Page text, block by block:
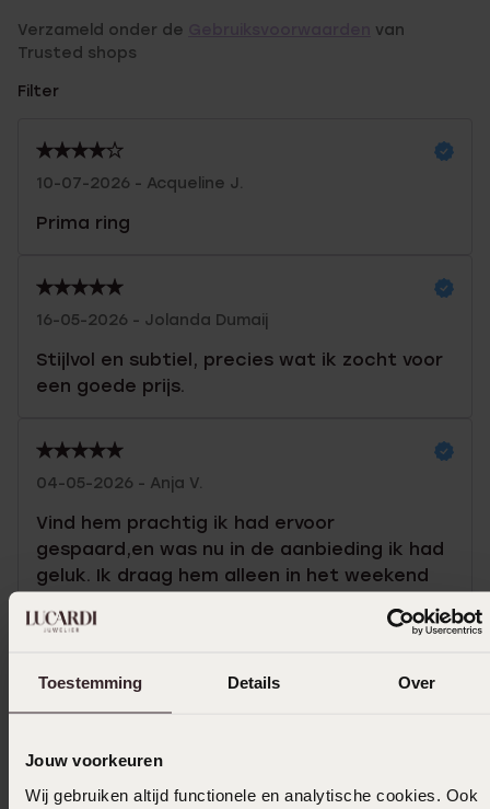
Toestemming Details Over
Jouw voorkeuren
Wij gebruiken altijd functionele en analytische cookies. Ook
Verzameld onder de
van
Trusted shops
Filter
10-07-2026 - Acqueline J.
Prima ring
16-05-2026 - Jolanda Dumaij
Stijlvol en subtiel, precies wat ik zocht voor
een goede prijs.
04-05-2026 - Anja V.
Vind hem prachtig ik had ervoor
gespaard,en was nu in de aanbieding ik had
geluk. Ik draag hem alleen in het weekend
Selecteer maat & bestel